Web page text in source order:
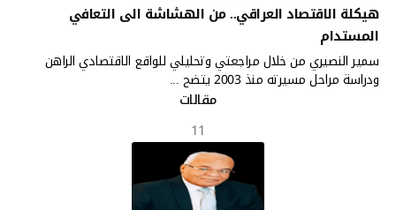
هيكلة الاقتصاد العراقي.. من الهشاشة الى التعافي
المستدام
سمير النصيري من خلال مراجعتي وتحليلي للواقع الاقتصادي الراهن
ودراسة مراحل مسيرته منذ 2003 يتضح ...
مقالات
11